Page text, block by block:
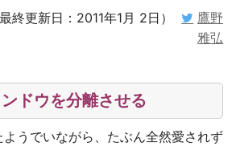
終更新日：2011年1月 2日）
鷹野
雅弘
ドウを分離させる
うでいながら、たぶん全然愛されず